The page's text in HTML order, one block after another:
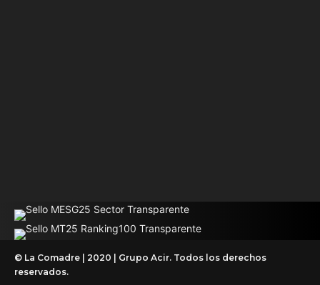
© La Comadre | 2020 | Grupo Acir. Todos los derechos
reservados.